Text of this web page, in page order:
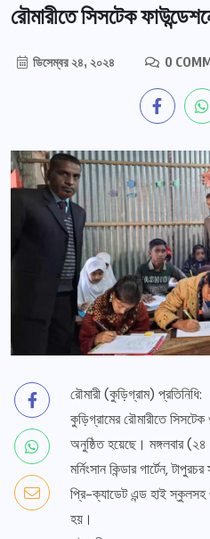
রৌমারীতে সিসটেক
ডিসেম্বর ২৪, ২০২৪ 0
রৌমারী (কুড়িগ্রাম) প্রতিনিধি:
কুড়িগ্রামের রৌমারীতে
অনুষ্ঠিত হয়েছে। মঙ্গলবার
মর্নিংসান কিন্ডার গার্টেন,
প্রি-ক্যাডেট এন্ড হাই স্কুলসহ
হয়।